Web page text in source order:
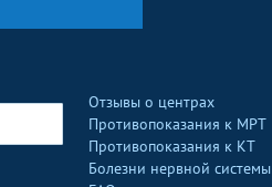
Отзывы о центрах
Противопоказания к МРТ
Противопоказания к КТ
Болезни нервной системы